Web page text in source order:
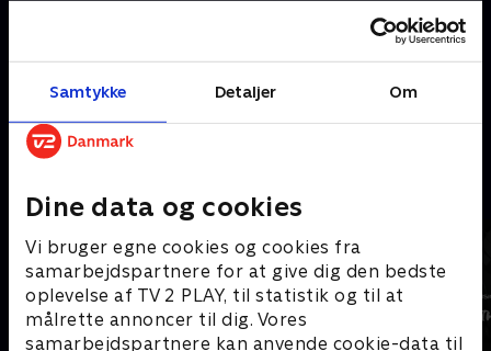
Samtykke Detaljer Om
Dine data og cookies
Vi bruger egne cookies og cookies fra
samarbejdspartnere for at give dig den bedste
oplevelse af TV 2 PLAY, til statistik og til at
målrette annoncer til dig. Vores
samarbejdspartnere kan anvende cookie-data til
handler også om, hvordan de udvikler disse talenter. ”Just Like
Kræver tilkøb
Mere indhold fra Disney+